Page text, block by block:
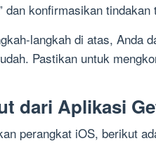
dan konfirmasikan tindakan
langkah di atas, Anda
Pastikan untuk
dari Aplikasi
perangkat iOS, berikut